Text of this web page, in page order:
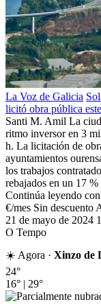
La Voz de Galicia
licitó obra pública
Santi M. Amil La
ritmo inversor en 3
h. La licitación de
ayuntamientos
los trabajos
rebajados en un 17
Continúa leyendo
€/mes Sin
21 de mayo de 2024
O Tempo
☀️ Agora · Xinzo de
24°
16° | 29°